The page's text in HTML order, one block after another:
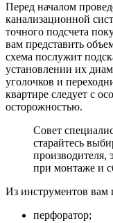
Перед началом
канализационной
точного подсчета
вам представить
схема послужит
установлении их
уголочков и
квартире следует с
осторожностью.
Совет
старайтесь
производителя,
при монтаже и
Из инструментов вам
перфоратор;